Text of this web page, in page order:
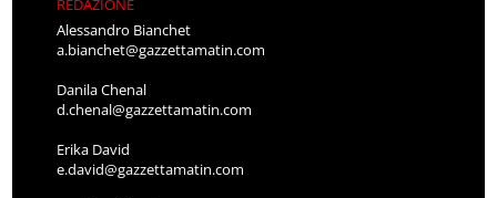
REDAZIONE
Alessandro Bianchet
a.bianchet@gazzettamatin.com
Danila Chenal
d.chenal@gazzettamatin.com
Erika David
e.david@gazzettamatin.com